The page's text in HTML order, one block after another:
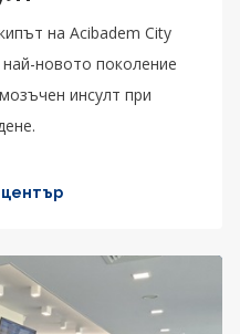
на Acibadem City
новото поколение
инсулт при